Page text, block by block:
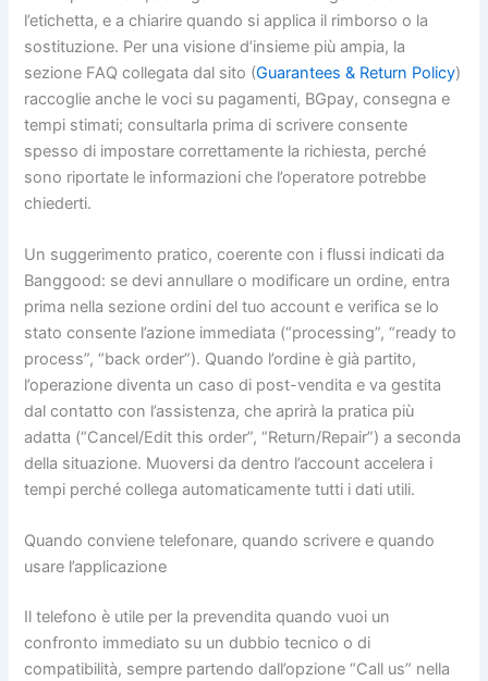
l’etichetta, e a chiarire quando si applica il rimborso o la
sostituzione. Per una visione d’insieme più ampia, la
sezione FAQ collegata dal sito (Guarantees & Return Policy)
raccoglie anche le voci su pagamenti, BGpay, consegna e
tempi stimati; consultarla prima di scrivere consente
spesso di impostare correttamente la richiesta, perché
sono riportate le informazioni che l’operatore potrebbe
chiederti.
Un suggerimento pratico, coerente con i flussi indicati da
Banggood: se devi annullare o modificare un ordine, entra
prima nella sezione ordini del tuo account e verifica se lo
stato consente l’azione immediata (“processing”, “ready to
process”, “back order”). Quando l’ordine è già partito,
l’operazione diventa un caso di post-vendita e va gestita
dal contatto con l’assistenza, che aprirà la pratica più
adatta (“Cancel/Edit this order”, “Return/Repair”) a seconda
della situazione. Muoversi da dentro l’account accelera i
tempi perché collega automaticamente tutti i dati utili.
Quando conviene telefonare, quando scrivere e quando
usare l’applicazione
Il telefono è utile per la prevendita quando vuoi un
confronto immediato su un dubbio tecnico o di
compatibilità, sempre partendo dall’opzione “Call us” nella